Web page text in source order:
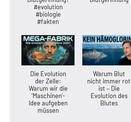
#evolution
#biologie
#fakten
Die Evolution
der Zelle:
Warum wir die
'Maschinen'-
Idee aufgeben
müssen
Warum Blut
nicht immer rot
ist – Die
Evolution des
Blutes